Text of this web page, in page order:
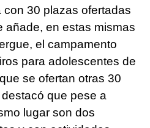
30 plazas ofertadas
añade, en estas mismas
el campamento
para adolescentes de
se ofertan otras 30
que pese a
lugar son dos